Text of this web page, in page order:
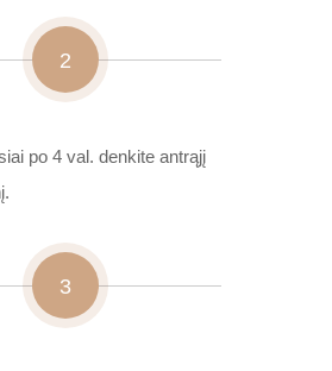
2
po 4 val. denkite antrąjį
3